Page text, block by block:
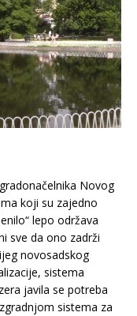
Novog
koji su zajedno
lepo održava
sve da ono zadrži
novosadskog
sistema
javila se potreba
sistema za